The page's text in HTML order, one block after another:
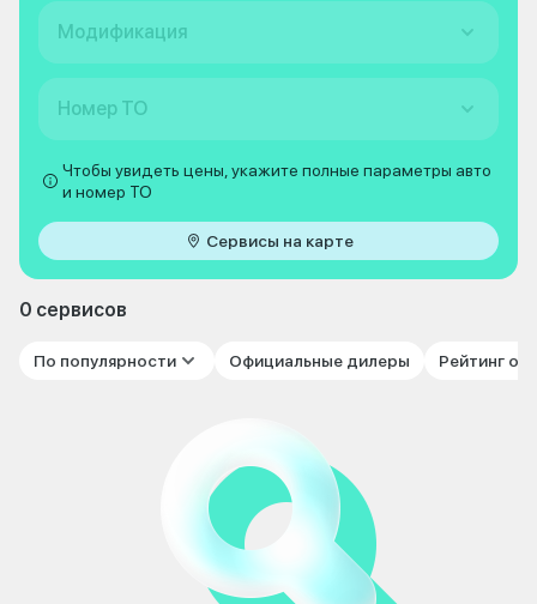
Модификация
Номер ТО
Чтобы увидеть цены, укажите полные параметры авто
и номер ТО
Сервисы на карте
0 сервисов
По популярности Официальные дилеры Рейтинг